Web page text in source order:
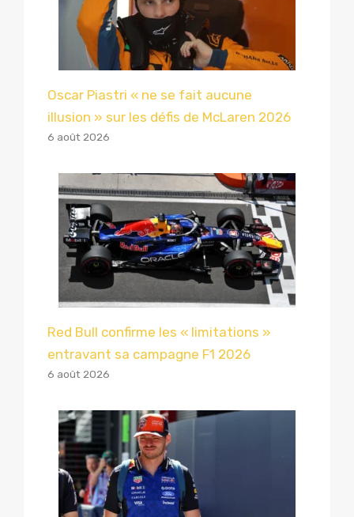
Oscar Piastri « ne se fait aucune
illusion » sur les défis de McLaren 2026
6 août 2026
Red Bull confirme les « limitations »
entravant sa campagne F1 2026
6 août 2026